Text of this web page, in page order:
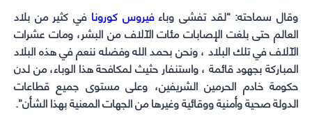
وقال سماحته: “لقد تفشى وباءفيروس كورونا في كثير من بلاد
العالم حتى بلغت الإصابات مئات الآلاف من البشر، ومات عشرات
الآلاف في تلك البلاد ، ونحن بحمد الله وفضله ننعم في هذه البلاد
المباركة بجهود قائمة ، واستنفار حثيث لمكافحة هذا الوباء، من لدن
حكومة خادم الحرمين الشريفين، وعلى مستوى جميع قطاعات
الدولة صحية وأمنية ووقائية وغيرها من الجهات المعنية بهذا الشأن”.